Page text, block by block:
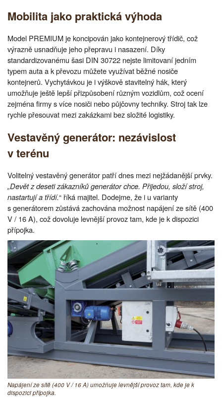
Mobilita jako praktická výhoda
Model PREMIUM je koncipován jako kontejnerový třídič, což
výrazně usnadňuje jeho přepravu i nasazení. Díky
standardizovanému šasi DIN 30722 nejste limitovaní jedním
typem auta a k převozu můžete využívat běžné nosiče
kontejnerů. Vychytávkou je i výškově stavitelný hák, který
umožňuje ještě lepší přizpůsobení různým vozidlům, což ocení
zejména firmy s více nosiči nebo půjčovny techniky. Stroj tak lze
rychle přesouvat mezi zakázkami bez složité logistiky.
Vestavěný generátor: nezávislost
v terénu
Volitelný vestavěný generátor patří dnes mezi nejžádanější prvky.
„Devět z deseti zákazníků generátor chce. Přijedou, složí stroj,
nastartují a třídí.“ říká majitel. Dodejme, že i u varianty
s generátorem zůstává zachována možnost napájení ze sítě (400
V / 16 A), což dovoluje levnější provoz tam, kde je k dispozici
přípojka.
Napájení ze sítě (400 V / 16 A) umožňuje levnější provoz tam, kde je k
dispozici přípojka.